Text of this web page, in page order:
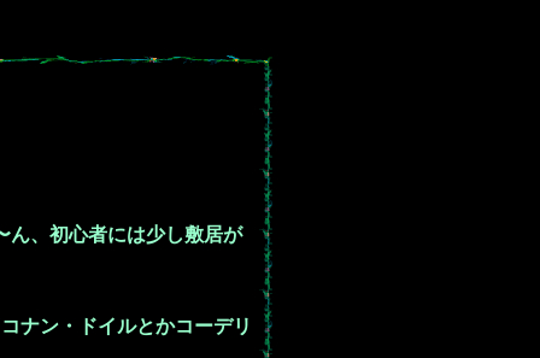
、初心者には少し敷居が
ナン・ドイルとかコーデリ